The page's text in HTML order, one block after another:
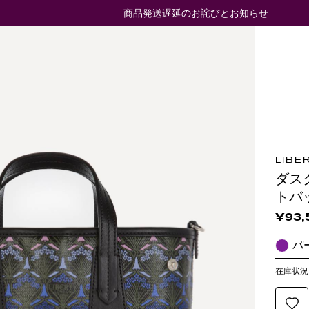
商品発送遅延のお詫びとお知らせ
ダス
トバ
パ
在庫状